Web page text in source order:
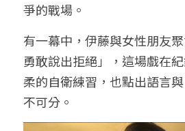
爭的戰場。
有一幕中，伊藤與女性朋友
勇敢說出拒絕」，這場戲在
柔的自衛練習，也點出語言
不可分。